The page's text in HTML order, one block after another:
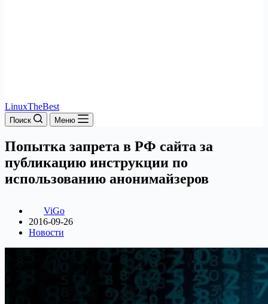
LinuxTheBest
Поиск Меню
Попытка запрета в РФ сайта за
публикацию инструкции по
использованию анонимайзеров
ViGo
2016-09-26
Новости